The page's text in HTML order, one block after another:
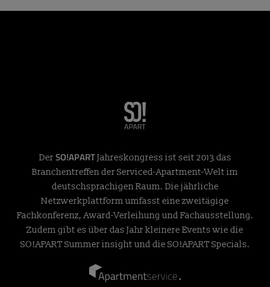
Der SO!APARTJahreskongress ist seit 2013 das
Branchentreffen der Serviced-Apartment-Welt im
deutschsprachigen Raum. Die jährliche
Netzwerkplattform umfasst eine zweitägige
Fachkonferenz, Award-Verleihung und Fachausstellung.
Zudem gibt es über das Jahr kleinere Events wie die
SO!APART Summer insight und die SO!APART Specials.